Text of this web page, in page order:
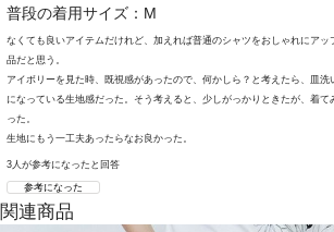
普段の着用サイズ：M
なくても良いアイテムだけれど、加えれば普通のシャツをおしゃれにアッ
品だと思う。
アイボリーを見た時、既視感があったので、何かしら？と考えたら、皿洗
になっている生地感だった。そう考えると、少しがっかりときたが、着て
った。
生地にもう一工夫あったらなお良かった。
3人が参考になったと回答
参考になった
関連商品